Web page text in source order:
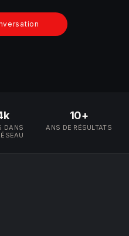
DANS
10+
ANS DE RÉSULTATS